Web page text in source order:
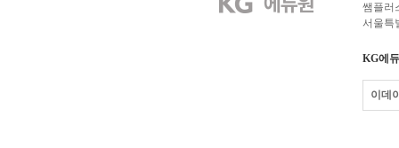
쌤플러
서울특
KG에
이데